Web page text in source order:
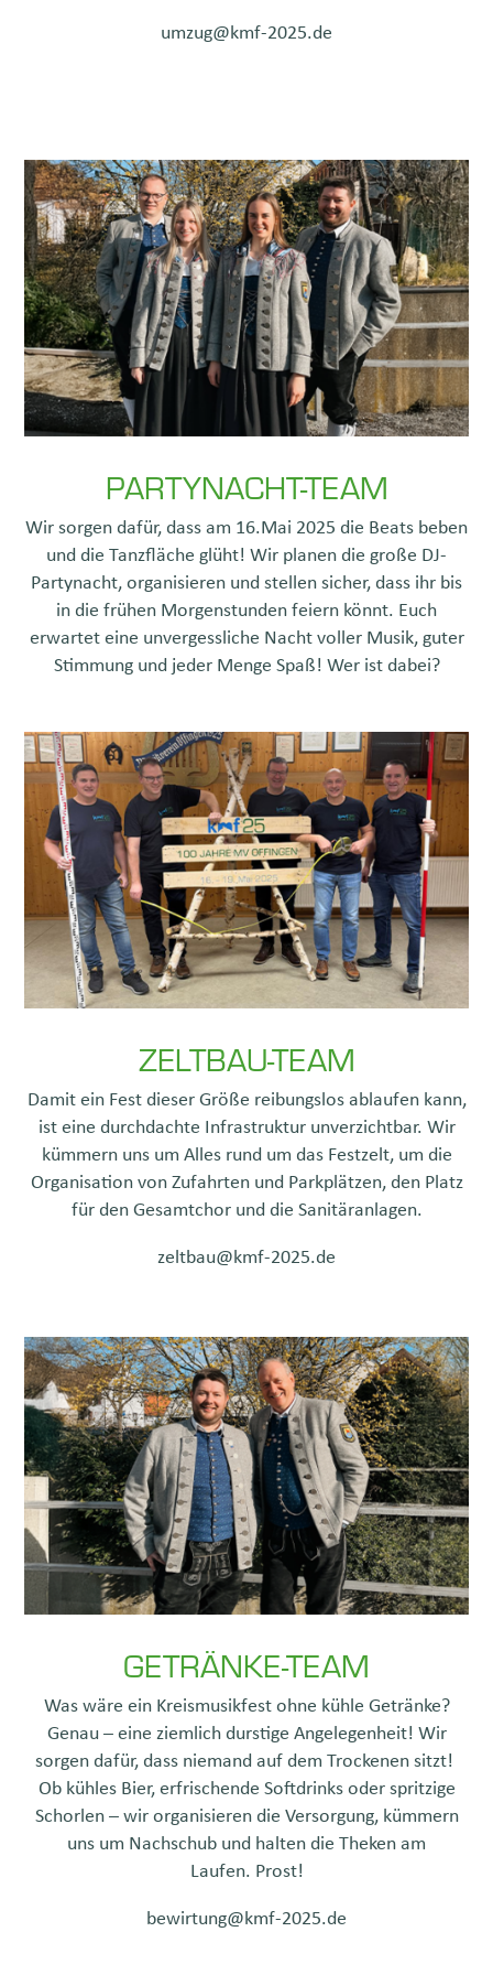
umzug@kmf-2025.de
PARTYNACHT-TEAM
Wir sorgen dafür, dass am 16.Mai 2025 die Beats beben
und die Tanzfläche glüht! Wir planen die große DJ-
Partynacht, organisieren und stellen sicher, dass ihr bis
in die frühen Morgenstunden feiern könnt. Euch
erwartet eine unvergessliche Nacht voller Musik, guter
Stimmung und jeder Menge Spaß! Wer ist dabei?
ZELTBAU-TEAM
Damit ein Fest dieser Größe reibungslos ablaufen kann,
ist eine durchdachte Infrastruktur unverzichtbar. Wir
kümmern uns um Alles rund um das Festzelt, um die
Organisation von Zufahrten und Parkplätzen, den Platz
für den Gesamtchor und die Sanitäranlagen.
zeltbau@kmf-2025.de
GETRÄNKE-TEAM
Was wäre ein Kreismusikfest ohne kühle Getränke?
Genau – eine ziemlich durstige Angelegenheit! Wir
sorgen dafür, dass niemand auf dem Trockenen sitzt!
Ob kühles Bier, erfrischende Softdrinks oder spritzige
Schorlen – wir organisieren die Versorgung, kümmern
uns um Nachschub und halten die Theken am
Laufen. Prost!
bewirtung@kmf-2025.de